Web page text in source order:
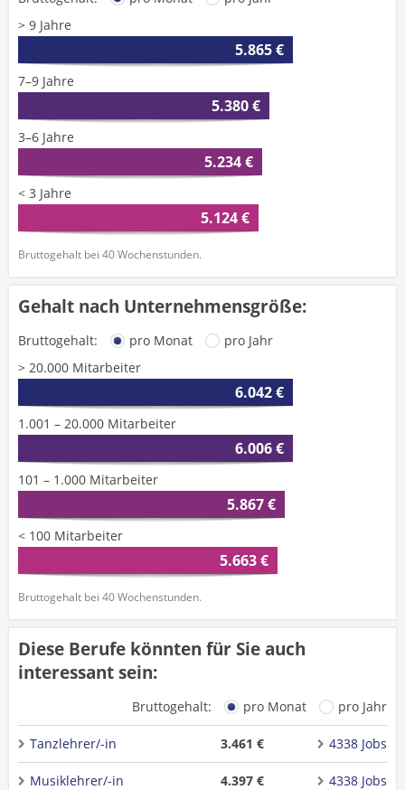
> 9 Jahre
5.865 €
7–9 Jahre
5.380 €
3–6 Jahre
5.234 €
< 3 Jahre
5.124 €
Bruttogehalt bei 40 Wochenstunden.
Gehalt nach Unternehmensgröße:
Bruttogehalt: pro Monat
pro Jahr
> 20.000 Mitarbeiter
6.042 €
1.001 – 20.000 Mitarbeiter
6.006 €
101 – 1.000 Mitarbeiter
5.867 €
< 100 Mitarbeiter
5.663 €
Bruttogehalt bei 40 Wochenstunden.
Diese Berufe könnten für Sie auch
interessant sein:
Bruttogehalt: pro Monat pro Jahr
Tanzlehrer/-in 3.461 € 4338 Jobs
Musiklehrer/-in 4.397 € 4338 Jobs